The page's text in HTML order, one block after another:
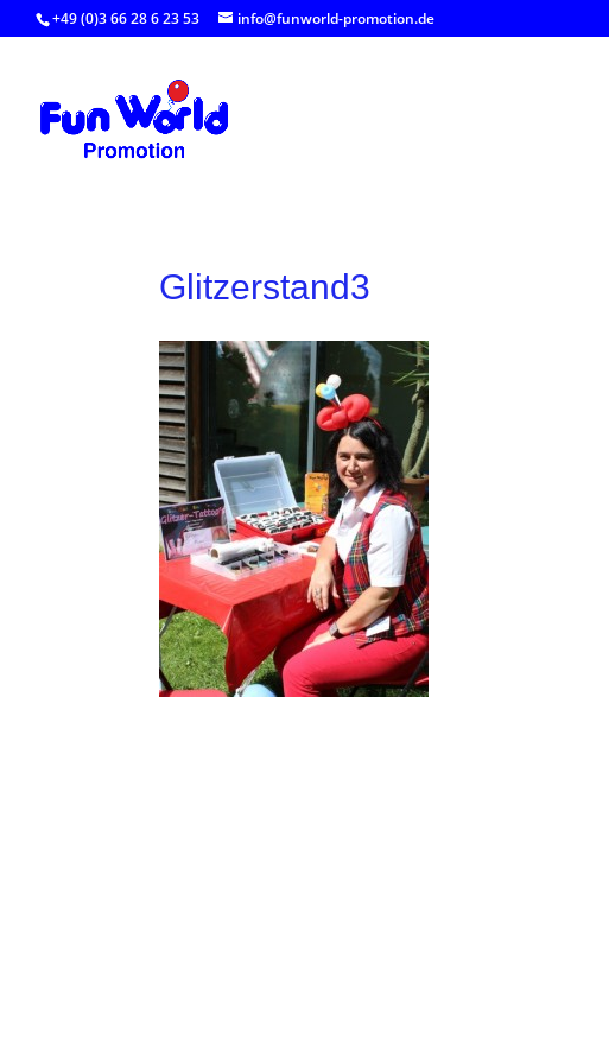
+49 (0)3 66 28 6 23 53 info@funworld-promotion.de
Glitzerstand3